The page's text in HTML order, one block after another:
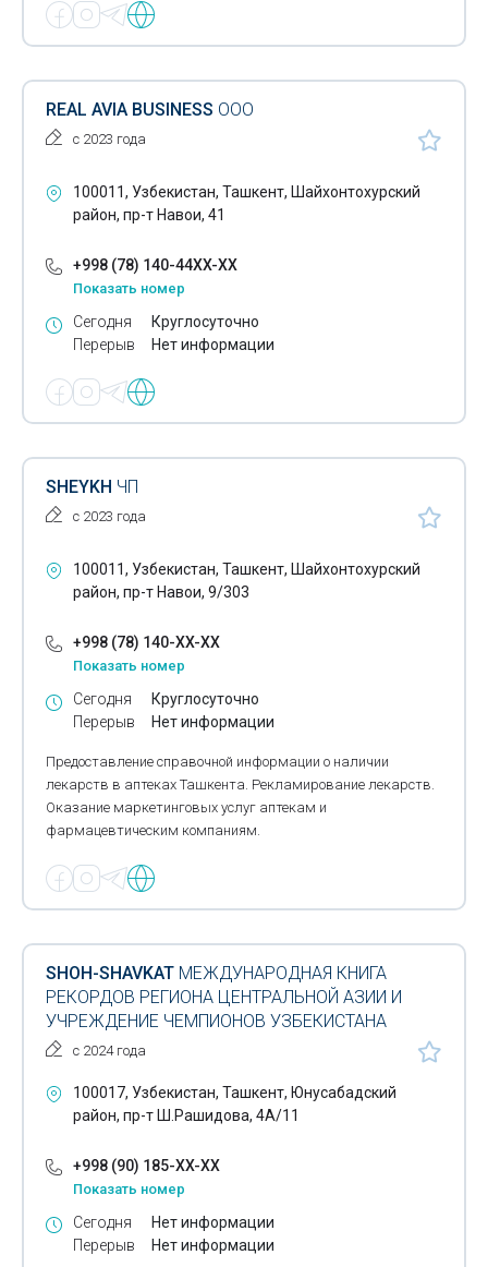
REAL AVIA BUSINESS ООО
с 2023 года
100011, Узбекистан, Ташкент, Шайхонтохурский
район, пр-т Навои, 41
+998 (78) 140-44XX-XX
Показать номер
Сегодня
Перерыв
Круглосуточно
Нет информации
SHEYKH ЧП
с 2023 года
100011, Узбекистан, Ташкент, Шайхонтохурский
район, пр-т Навои, 9/303
+998 (78) 140-XX-XX
Показать номер
Сегодня
Перерыв
Круглосуточно
Нет информации
Предоставление справочной информации о наличии
лекарств в аптеках Ташкента. Рекламирование лекарств.
Оказание маркетинговых услуг аптекам и
фармацевтическим компаниям.
SHOH-SHAVKAT МЕЖДУНАРОДНАЯ КНИГА
РЕКОРДОВ РЕГИОНА ЦЕНТРАЛЬНОЙ АЗИИ И
УЧРЕЖДЕНИЕ ЧЕМПИОНОВ УЗБЕКИСТАНА
с 2024 года
100017, Узбекистан, Ташкент, Юнусабадский
район, пр-т Ш.Рашидова, 4А/11
+998 (90) 185-XX-XX
Показать номер
Сегодня
Перерыв
Нет информации
Нет информации